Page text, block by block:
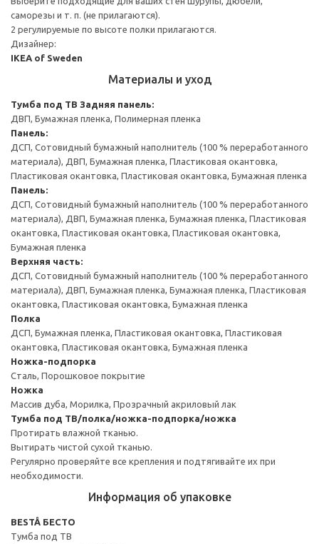
саморезы и т. п. (не прилагаются).
2 регулируемые по высоте полки прилагаются.
Дизайнер:
IKEA of Sweden
Материалы и уход
Тумба под ТВ Задняя панель:
ДВП, Бумажная пленка, Полимерная пленка
Панель:
ДСП, Сотовидный бумажный наполнитель (100 % переработанного
материала), ДВП, Бумажная пленка, Пластиковая окантовка,
Пластиковая окантовка, Пластиковая окантовка, Бумажная пленка
Панель:
ДСП, Сотовидный бумажный наполнитель (100 % переработанного
материала), ДВП, Бумажная пленка, Бумажная пленка, Пластиковая
окантовка, Пластиковая окантовка, Пластиковая окантовка,
Бумажная пленка
Верхняя часть:
ДСП, Сотовидный бумажный наполнитель (100 % переработанного
материала), ДВП, Бумажная пленка, Бумажная пленка, Пластиковая
окантовка, Пластиковая окантовка, Бумажная пленка
Полка
ДСП, Бумажная пленка, Пластиковая окантовка, Пластиковая
окантовка, Пластиковая окантовка, Бумажная пленка
Ножка-подпорка
Сталь, Порошковое покрытие
Ножка
Массив дуба, Морилка, Прозрачный акриловый лак
Тумба под ТВ/полка/ножка-подпорка/ножка
Протирать влажной тканью.
Вытирать чистой сухой тканью.
Регулярно проверяйте все крепления и подтягивайте их при
необходимости.
Информация об упаковке
BESTÅ БЕСТО
Тумба под ТВ